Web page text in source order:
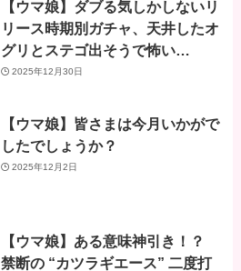
【ウマ娘】ダブる気しかしないリ
リース時期別ガチャ、天井したオ
グリとステゴ出そうで怖い…
2025年12月30日
【ウマ娘】皆さまは今月いかがで
したでしょうか？
2025年12月2日
【ウマ娘】ある意味神引き！？
禁断の “カツラギエース” 二度打